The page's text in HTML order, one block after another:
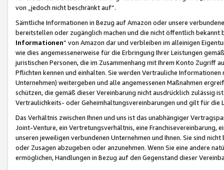
von „jedoch nicht beschränkt auf“.
Sämtliche Informationen in Bezug auf Amazon oder unsere
bereitstellen oder zugänglich machen und die nicht öffentlich
Informationen“ von Amazon dar und verbleiben im alleinigen
wie dies angemessenerweise für die Erbringung Ihrer Leistungen
juristischen Personen, die im Zusammenhang mit Ihrem Konto
Pflichten kennen und einhalten. Sie werden Vertrauliche
Unternehmen) weitergeben und alle angemessenen Maßnahmen
schützen, die gemäß dieser Vereinbarung nicht ausdrücklich zulässig
Vertraulichkeits- oder Geheimhaltungsvereinbarungen und gilt für die
Das Verhältnis zwischen Ihnen und uns ist das unabhängiger
Joint-Venture, ein Vertretungsverhältnis, eine Franchisevereinbarung,
unseren jeweiligen verbundenen Unternehmen und Ihnen. Sie sind
oder Zusagen abzugeben oder anzunehmen. Wenn Sie eine andere
ermöglichen, Handlungen in Bezug auf den Gegenstand dieser